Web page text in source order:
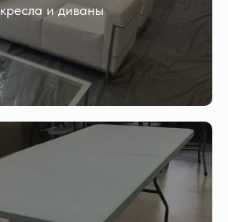
кресла и диваны